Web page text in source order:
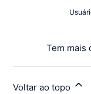
Tem mais
Voltar ao topo